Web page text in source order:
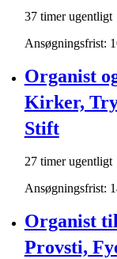
37 timer ugentligt
Ansøgningsfrist:
Organist
Kirker,
Stift
27 timer ugentligt
Ansøgningsfrist:
Organist
Provsti,